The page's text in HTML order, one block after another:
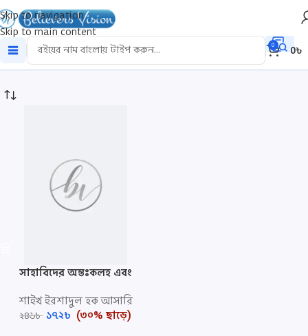
Skip to navigation
Skip to main content
0 0৳
onto
সাহাবিদের অন্তঃকলহ এবং
শাইখ ইরশাদুল হক আসারি
২৪৬৳ ১৭২৳ (৩০% ছাড়ে)